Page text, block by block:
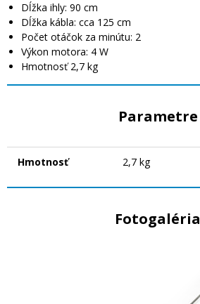
Dĺžka ihly: 90 cm
Dĺžka kábla: cca 125 cm
Počet otáčok za minútu: 2
Výkon motora: 4 W
Hmotnosť 2,7 kg
Parametre
Hmotnosť 2,7 kg
Fotogaléria